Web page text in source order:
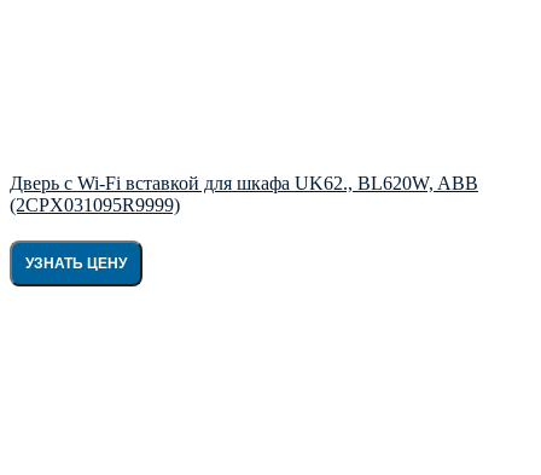
Дверь с Wi-Fi вставкой для шкафа UK62., BL620W, ABB
(2CPX031095R9999)
УЗНАТЬ ЦЕНУ